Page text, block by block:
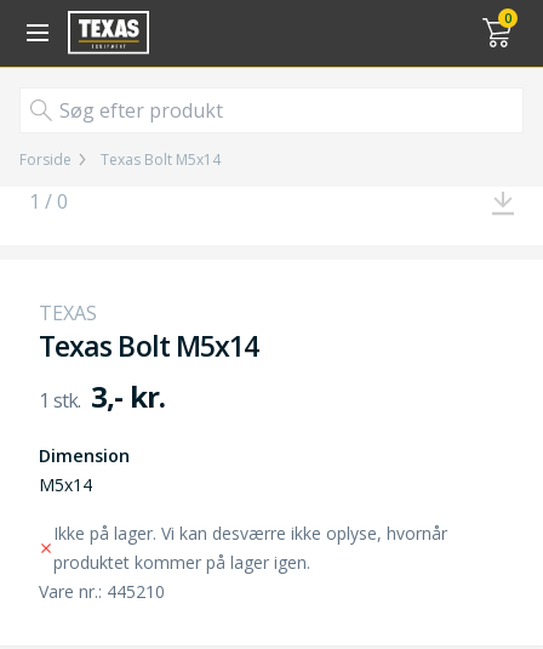
0
Gå til kurv (
Forside Texas Bolt M5x14
1 / 0
TEXAS
Texas Bolt M5x14
3,- kr.
Dimension
M5x14
Ikke på lager. Vi kan desværre ikke oplyse, hvornår
produktet kommer på lager igen.
Vare nr.: 445210